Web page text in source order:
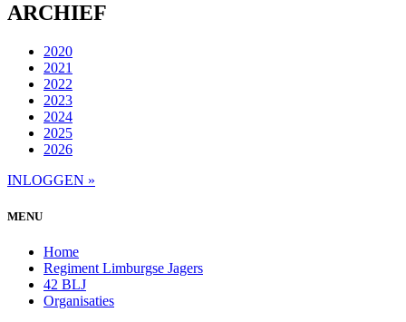
ARCHIEF
2020
2021
2022
2023
2024
2025
2026
INLOGGEN »
MENU
Home
Regiment Limburgse Jagers
42 BLJ
Organisaties